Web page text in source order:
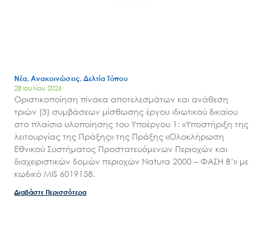
Νέα, Ανακοινώσεις, Δελτία Τύπου